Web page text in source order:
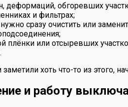
обгоревших
и фильтрах;
сразу очистить или
плёнки или отсыревших
хоть что-то из этого,
и работу